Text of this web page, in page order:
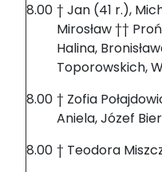
8.00 † Jan (41 r.),
Mirosław ††
Halina,
Toporowskich,
8.00 † Zofia
Aniela, Józef
8.00 † Teodora